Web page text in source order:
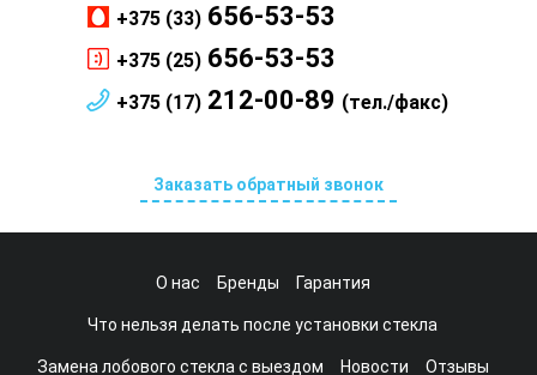
+375 (33) 656-53-53
+375 (25) 656-53-53
+375 (17) 212-00-89 (тел./факс)
Заказать обратный звонок
О нас Бренды Гарантия
Что нельзя делать после установки стекла
Замена лобового стекла с выездом Новости Отзывы